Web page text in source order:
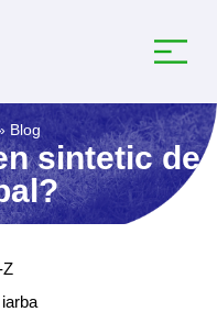
Blog
sintetic de
Z